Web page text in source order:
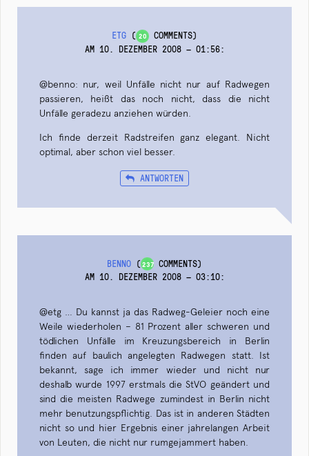
ETG ( 20
COMMENTS)
AM 10. DEZEMBER 2008 — 01:56:
@benno: nur, weil Unfälle nicht nur auf Radwegen
passieren, heißt das noch nicht, dass die nicht
Unfälle geradezu anziehen würden.
Ich finde derzeit Radstreifen ganz elegant. Nicht
optimal, aber schon viel besser.
ANTWORTEN
BENNO (237 COMMENTS)
AM 10. DEZEMBER 2008 — 03:10:
@etg … Du kannst ja das Radweg-Geleier noch eine
Weile wiederholen – 81 Prozent aller schweren und
tödlichen Unfälle im Kreuzungsbereich in Berlin
finden auf baulich angelegten Radwegen statt. Ist
bekannt, sage ich immer wieder und nicht nur
deshalb wurde 1997 erstmals die StVO geändert und
sind die meisten Radwege zumindest in Berlin nicht
mehr benutzungspflichtig. Das ist in anderen Städten
nicht so und hier Ergebnis einer jahrelangen Arbeit
von Leuten, die nicht nur rumgejammert haben.